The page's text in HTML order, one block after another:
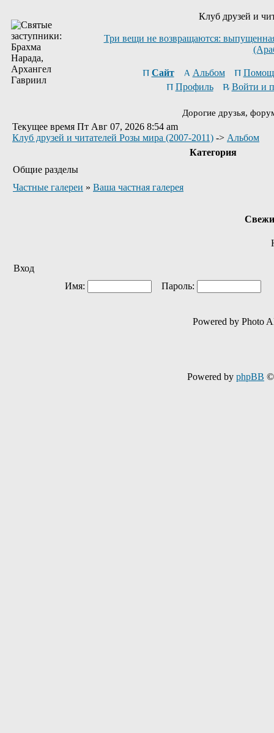
Клуб друзей и
Три вещи не возвращаются:
Сайт Альбом
Профиль
Войти и
Дорогие друзья,
Текущее время Пт Авг 07, 2026 8:54 am
Клуб друзей и читателей Розы мира (2007-2011) -> Альбом
Категория
Общие разделы
Частные галереи » Ваша частная галерея
Вход
Имя:
Пароль:
Powered by Photo
Powered by phpBB ©